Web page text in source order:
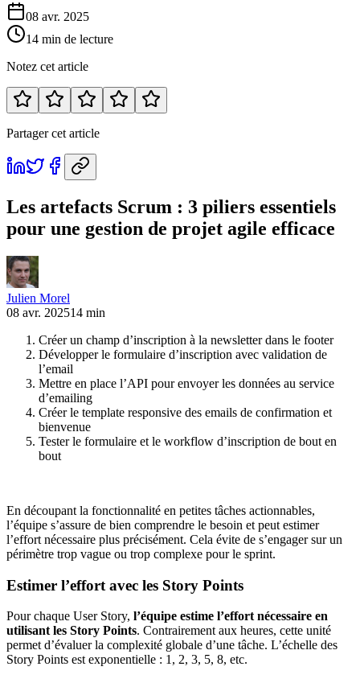
08 avr. 2025
14 min de lecture
Notez cet article
Partager cet article
Les artefacts Scrum : 3 piliers essentiels
pour une gestion de projet agile efficace
Julien Morel
08 avr. 202514 min
Créer un champ d’inscription à la newsletter dans le footer
Développer le formulaire d’inscription avec validation de
l’email
Mettre en place l’API pour envoyer les données au service
d’emailing
Créer le template responsive des emails de confirmation et
bienvenue
Tester le formulaire et le workflow d’inscription de bout en
bout
En découpant la fonctionnalité en petites tâches actionnables,
l’équipe s’assure de bien comprendre le besoin et peut estimer
l’effort nécessaire plus précisément. Cela évite de s’engager sur un
périmètre trop vague ou trop complexe pour le sprint.
Estimer l’effort avec les Story Points
Pour chaque User Story, l’équipe estime l’effort nécessaire en
utilisant les Story Points. Contrairement aux heures, cette unité
permet d’évaluer la complexité globale d’une tâche. L’échelle des
Story Points est exponentielle : 1, 2, 3, 5, 8, etc.